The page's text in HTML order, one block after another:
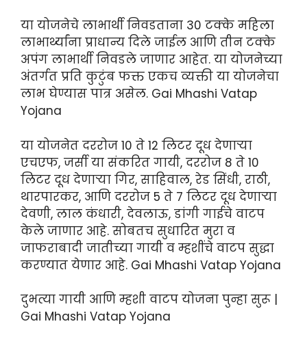
या योजनेचे लाभार्थी निवडताना 30 टक्के महिला
लाभार्थ्यांना प्राधान्य दिले जाईल आणि तीन टक्के
अपंग लाभार्थी निवडले जाणार आहेत. या योजनेच्या
अंतर्गत प्रति कुटुंब फक्त एकच व्यक्ती या योजनेचा
लाभ घेण्यास पात्र असेल. Gai Mhashi Vatap
Yojana
या योजनेत दररोज 10 ते 12 लिटर दूध देणाऱ्या
एचएफ, जर्सी या संकरित गायी, दररोज 8 ते 10
लिटर दूध देणाऱ्या गिर, साहिवाल, रेड सिंधी, राठी,
थारपारकर, आणि दररोज 5 ते 7 लिटर दूध देणाऱ्या
देवणी, लाल कंधारी, देवलाऊ, डांगी गाईचे वाटप
केले जाणार आहे. सोबतच सुधारित मुरा व
जाफराबादी जातीच्या गायी व म्हशींचे वाटप सुद्धा
करण्यात येणार आहे. Gai Mhashi Vatap Yojana
दुभत्या गायी आणि म्हशी वाटप योजना पुन्हा सुरू |
Gai Mhashi Vatap Yojana